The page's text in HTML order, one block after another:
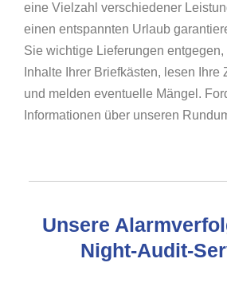
eine Vielzahl verschiedener
einen entspannten Urlaub
Sie wichtige Lieferungen entgegen,
Inhalte Ihrer Briefkästen, lesen Ihre
und melden eventuelle Mängel.
Informationen über unseren
Unsere
Night-Audit-